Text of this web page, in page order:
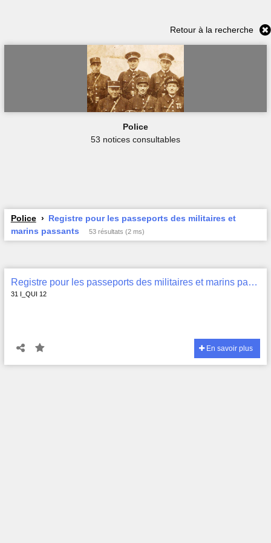
Retour à la recherche
Police
53 notices consultables
Police
Registre pour les passeports des militaires et
marins passants
53 résultats (2 ms)
Registre pour les passeports des militaires et marins passants , 31 I_QUI 12
31 I_QUI 12
En savoir plus